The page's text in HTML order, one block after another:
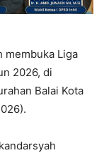
membuka Liga
2026, di
Balai Kota